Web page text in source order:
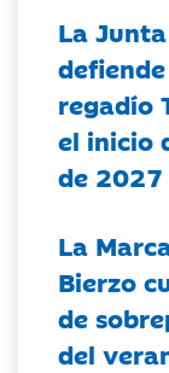
La
regadío
el inicio
de 2027
La
Bierzo
de
del